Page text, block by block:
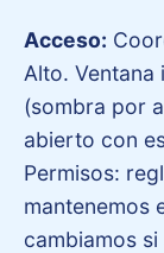
Acceso:
Alto. Ventana
(sombra por
abierto con
Permisos:
mantenemos
cambiamos